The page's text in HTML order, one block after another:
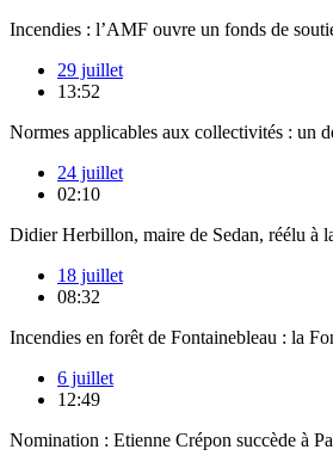
Incendies : l’AMF ouvre un fonds de
29 juillet
13:52
Normes applicables aux collectivités : un
24 juillet
02:10
Didier Herbillon, maire de Sedan, réélu à
18 juillet
08:32
Incendies en forêt de Fontainebleau : la
6 juillet
12:49
Nomination : Etienne Crépon succède à